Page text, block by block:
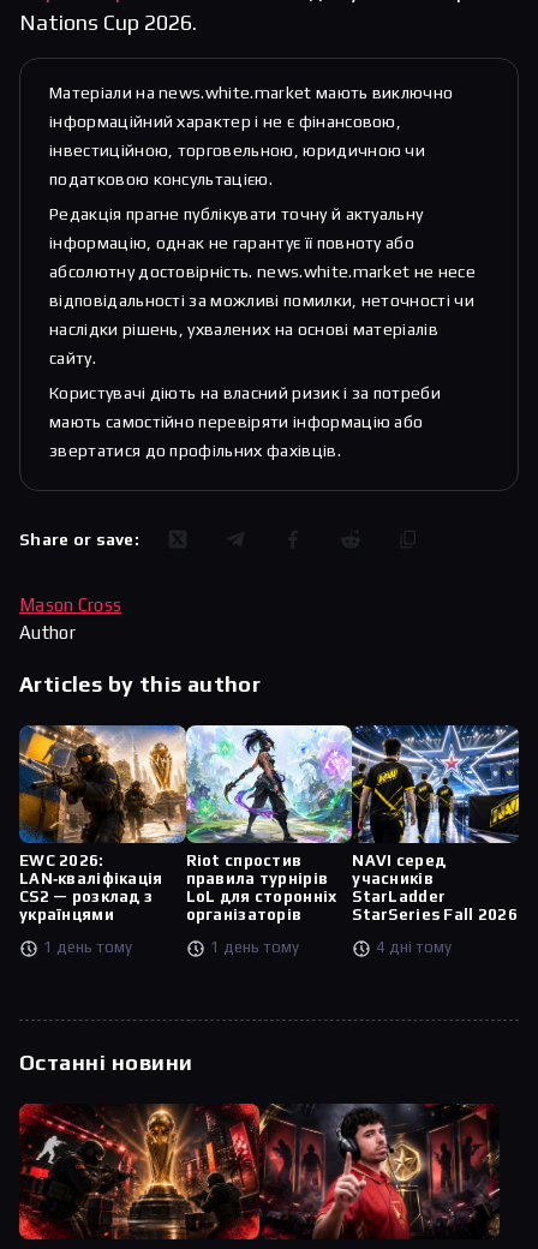
Nations Cup 2026.
Матеріали на news.white.market мають виключно
інформаційний характер і не є фінансовою,
інвестиційною, торговельною, юридичною чи
податковою консультацією.
Редакція прагне публікувати точну й актуальну
інформацію, однак не гарантує її повноту або
абсолютну достовірність. news.white.market не несе
відповідальності за можливі помилки, неточності чи
наслідки рішень, ухвалених на основі матеріалів
сайту.
Користувачі діють на власний ризик і за потреби
мають самостійно перевіряти інформацію або
звертатися до профільних фахівців.
Share or save:
Mason Cross
Author
Articles by this author
EWC 2026:
LAN‑кваліфікація
CS2 — розклад з
українцями
1 день тому
Riot спростив
правила турнірів
LoL для сторонніх
організаторів
1 день тому
NAVI серед
учасників
StarLadder
StarSeries Fall 2026
4 дні тому
Останні новини